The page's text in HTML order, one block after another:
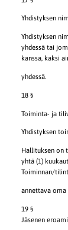
Yhdistyksen
Yhdistyksen
yhdessä tai
kanssa, kaksi
yhdessä.
18 §
Toiminta- ja
Yhdistyksen
Hallituksen on
yhtä (1)
Toiminnan/
annettava oma
19 §
Jäsenen